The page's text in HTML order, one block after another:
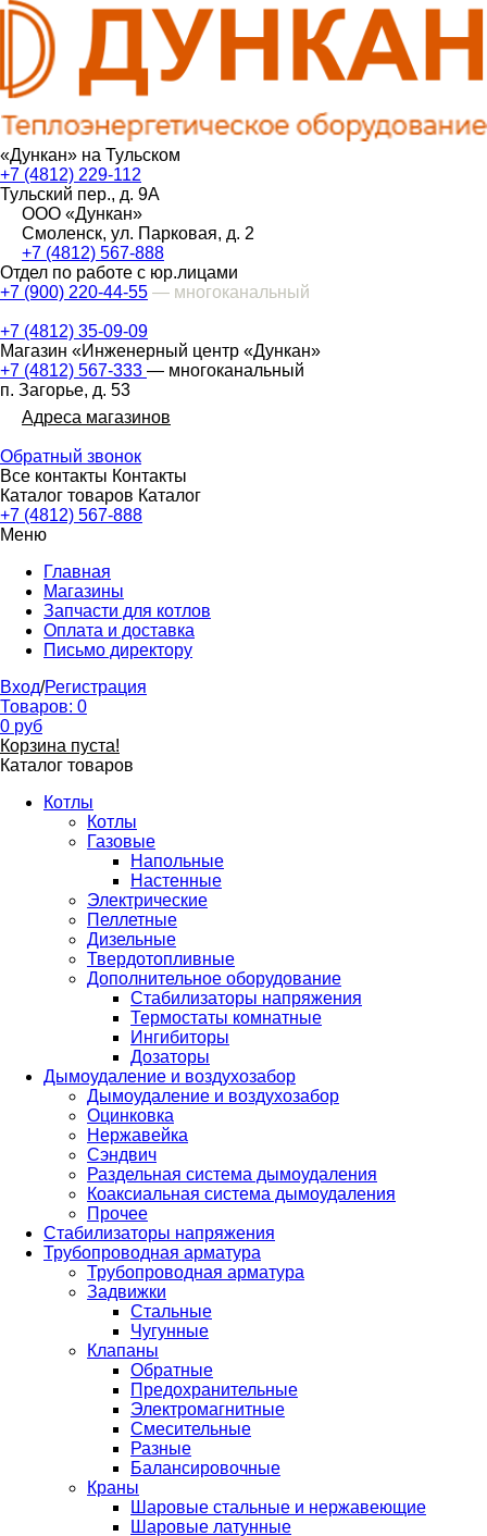
«Дункан» на Тульском
+7 (4812) 229-112
Тульский пер., д. 9А
ООО «Дункан»
Смоленск, ул. Парковая, д. 2
+7 (4812) 567-888
Отдел по работе с юр.лицами
+7 (900) 220-44-55 — многоканальный
+7 (4812) 35-09-09
Магазин «Инженерный центр «Дункан»
+7 (4812) 567-333 — многоканальный
п. Загорье, д. 53
Адреса магазинов
Обратный звонок
Все контакты Контакты
Каталог товаров Каталог
+7 (4812) 567-888
Меню
Главная
Магазины
Запчасти для котлов
Оплата и доставка
Письмо директору
Вход/Регистрация
Товаров: 0
0 руб
Корзина пуста!
Каталог товаров
Котлы
Котлы
Газовые
Напольные
Настенные
Электрические
Пеллетные
Дизельные
Твердотопливные
Дополнительное оборудование
Стабилизаторы напряжения
Термостаты комнатные
Ингибиторы
Дозаторы
Дымоудаление и воздухозабор
Дымоудаление и воздухозабор
Оцинковка
Нержавейка
Сэндвич
Раздельная система дымоудаления
Коаксиальная система дымоудаления
Прочее
Стабилизаторы напряжения
Трубопроводная арматура
Трубопроводная арматура
Задвижки
Стальные
Чугунные
Клапаны
Обратные
Предохранительные
Электромагнитные
Смесительные
Разные
Балансировочные
Краны
Шаровые стальные и нержавеющие
Шаровые латунные